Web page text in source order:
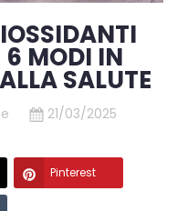
6 MODI IN
SALUTE
21/03/2025
Pinterest